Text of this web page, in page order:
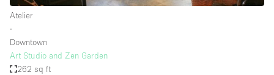
Atelier
∙
Downtown
Art Studio and Zen Garden
262 sq ft